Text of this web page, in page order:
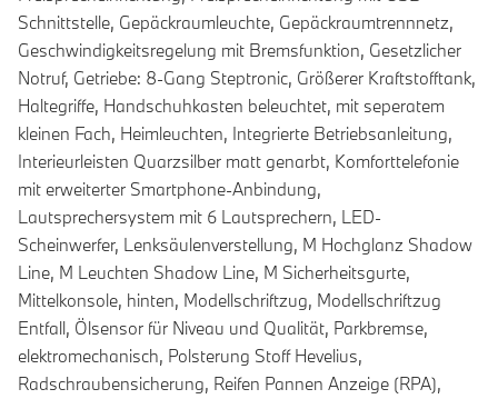
Schnittstelle, Gepäckraumleuchte, Gepäckraumtrennnetz,
Geschwindigkeitsregelung mit Bremsfunktion, Gesetzlicher
Notruf, Getriebe: 8-Gang Steptronic, Größerer Kraftstofftank,
Haltegriffe, Handschuhkasten beleuchtet, mit seperatem
kleinen Fach, Heimleuchten, Integrierte Betriebsanleitung,
Interieurleisten Quarzsilber matt genarbt, Komforttelefonie
mit erweiterter Smartphone-Anbindung,
Lautsprechersystem mit 6 Lautsprechern, LED-
Scheinwerfer, Lenksäulenverstellung, M Hochglanz Shadow
Line, M Leuchten Shadow Line, M Sicherheitsgurte,
Mittelkonsole, hinten, Modellschriftzug, Modellschriftzug
Entfall, Ölsensor für Niveau und Qualität, Parkbremse,
elektromechanisch, Polsterung Stoff Hevelius,
Radschraubensicherung, Reifen Pannen Anzeige (RPA),